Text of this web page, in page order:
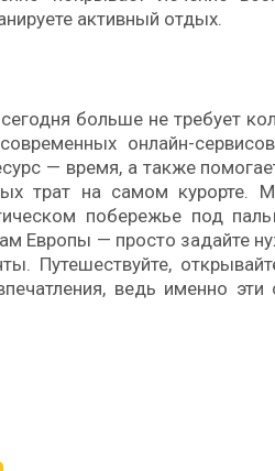
активный отдых.
больше не требует
онлайн-
— время, а также
трат на самом курорте.
побережье под
Европы — просто задайте
Путешествуйте,
ведь именно